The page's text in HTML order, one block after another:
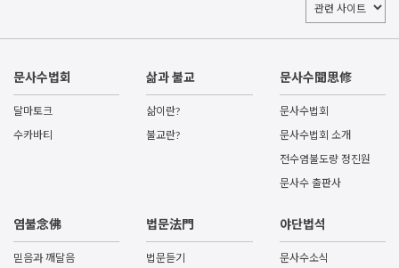
문사수법회
달마토크
수카바티
삶과 불교
삶이란?
불교란?
문사수聞思修
문사수법회
문사수법회 소개
전수염불도량 정진원
문사수 출판사
염불念佛
믿음과 깨달음
법문法門
법문듣기
야단법석
문사수소식